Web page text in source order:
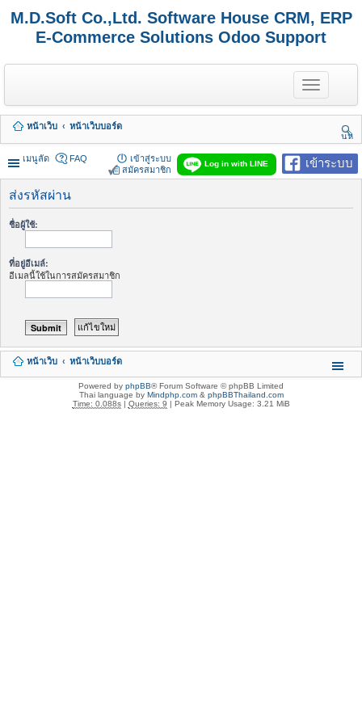
M.D.Soft Co.,Ltd. Software House CRM, ERP
E-Commerce Solutions Odoo Support
T
o
g
e
n
a
v
g
หน้าเว็บ
หน้าเว็บบอร์ด
นห
า
เมนูลัด
เข้าระบบ
Log in with LINE
FAQ
เข้าสู่ระบบ
สมัครสมาชิก
ส่งรหัสผ่าน
ชื่อผู้ใช้:
ที่อยู่อีเมล์:
อีเมลนี้ใช้ในการสมัครสมาชิก
หน้าเว็บ หน้าเว็บบอร์ด
Powered by phpBB® Forum Software © phpBB Limited
Thai language by Mindphp.com& phpBBThailand.com
Time: 0.088s| Queries: 9 | Peak Memory Usage: 3.21 MiB